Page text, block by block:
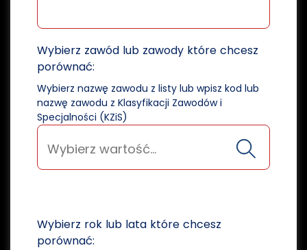
Wybierz zawód lub zawody które chcesz
porównać:
Wybierz nazwę zawodu z listy lub wpisz kod lub
nazwę zawodu z Klasyfikacji Zawodów i
Specjalności (KZiS)
Wybierz rok lub lata które chcesz
porównać: